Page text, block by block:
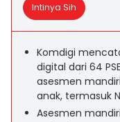
Intinya Sih
Komdigi
digital dari 64
asesmen
anak, termasuk
Asesmen